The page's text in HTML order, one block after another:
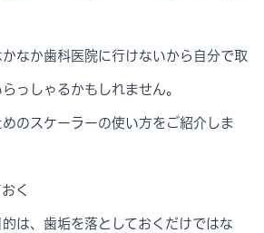
なか歯科医院に行けないから自分で取
っしゃるかもしれません。
のスケーラーの使い方をご紹介しま
く
は、歯垢を落としておくだけではな